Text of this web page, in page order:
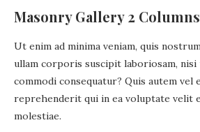
Masonry Gallery 2 Columns
Ut enim ad minima veniam, quis
ullam corporis suscipit laboriosam, nisi
commodi consequatur? Quis autem vel
reprehenderit qui in ea voluptate velit
molestiae.